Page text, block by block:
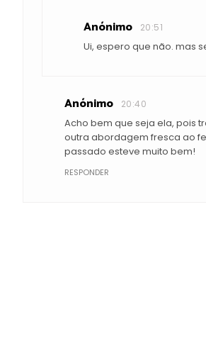
Anónimo 20:51
Ui, espero que não. mas
Anónimo 20:40
Acho bem que seja ela, pois
outra abordagem fresca ao
passado esteve muito bem!
RESPONDER